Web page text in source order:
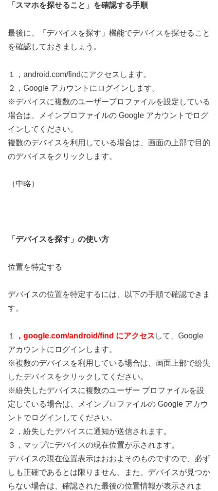
「スマホを探せること」を確認する手順
最後に、「デバイスを探す」機能でデバイスを探せること
を確認しておきましょう。
１，android.com/findにアクセスします。
２，Google アカウントにログインします。
※デバイスに複数のユーザープロファイルを設定している
場合は、メインプロファイルの Google アカウントでログ
インしてください。
複数のデバイスを利用している場合は、画面の上部で目的
のデバイスをクリックします。
（中略）
「デバイスを探す」の使い方
位置を特定する
デバイスの位置を特定するには、以下の手順で確認できま
す。
１ ，google.com/android/find にアクセス して、Google
アカウントにログインします。
※複数のデバイスを利用している場合は、画面上部で紛失
したデバイスをクリックしてください。
※紛失したデバイスに複数のユーザー プロファイルを設
定している場合は、メインプロファイルの Google アカウ
ントでログインしてください。
２，紛失したデバイスに通知が送信されます。
３，マップにデバイスの現在位置が示されます。
デバイスの現在位置表示はおおよそのものですので、必ず
しも正確であるとは限りません。また、デバイスが見つか
らない場合は、確認された最後の位置情報が表示されま